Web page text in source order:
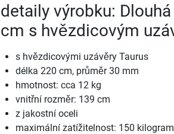
detaily výrobku:
cm s hvězdicovým
s hvězdicovými uzávěry Taurus
délka 220 cm, průměr 30 mm
hmotnost: cca 12 kg
vnitřní rozměr: 139 cm
z jakostní oceli
maximální zatížitelnost: 150